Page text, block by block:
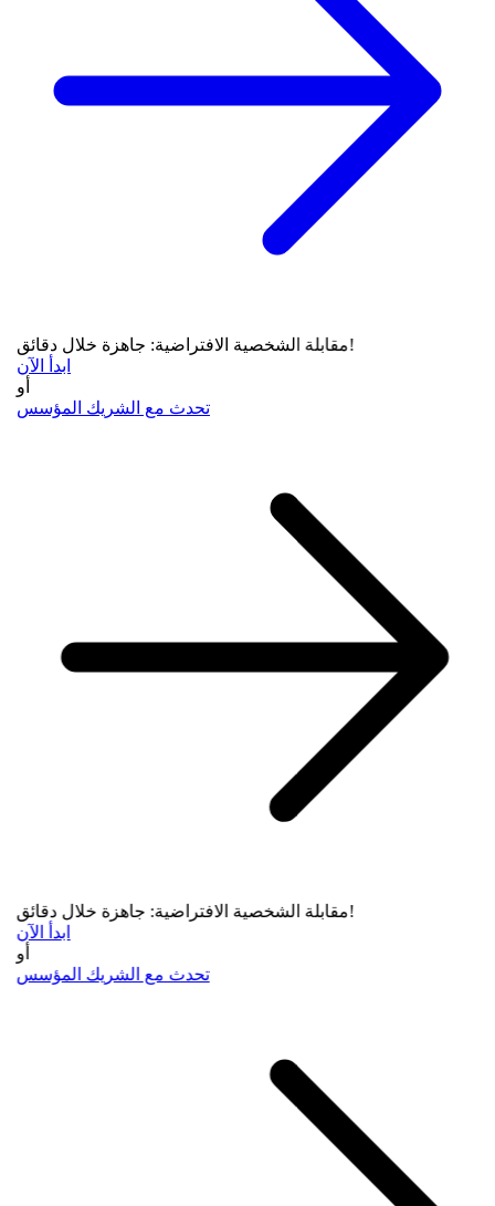
مقابلة الشخصية الافتراضية: جاهزة خلال دقائق!
ابدأ الآن
أو
تحدث مع الشريك المؤسس
مقابلة الشخصية الافتراضية: جاهزة خلال دقائق!
ابدأ الآن
أو
تحدث مع الشريك المؤسس